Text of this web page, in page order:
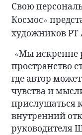
Свою
Космос»
художников РТ
«Мы искренне
пространство
где автор
чувства и
прислушаться
внутренний
руководителя